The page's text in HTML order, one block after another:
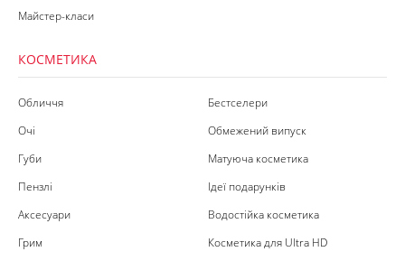
Майстер-класи
КОСМЕТИКА
Обличчя
Очі
Губи
Пензлі
Аксесуари
Грим
Бестселери
Обмежений випуск
Матуюча косметика
Ідеї подарунків
Водостійка косметика
Косметика для Ultra HD